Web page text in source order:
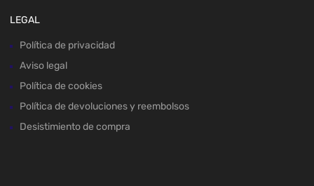
LEGAL
Política de privacidad
Aviso legal
Política de cookies
Política de devoluciones y reembolsos
Desistimiento de compra